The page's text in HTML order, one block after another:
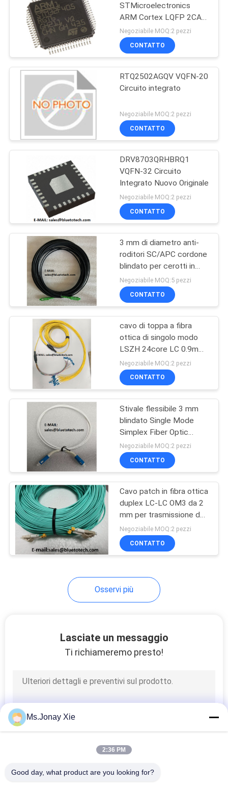
RICHIEDA
UNA
CITAZIONE
MAPPA
PRIVACY
POLICY
In fibra ottica
Schede di fibra
ottica
79
Fibra ottica
Attenuatore
Fibra ottica Splitter
connettori per fibre
ottiche
vassoio a fibra
Fibra ottica Box
Terminal
STMicroelectronics
ARM Cortex LQFP 2CAN
Circuito Integrato Nuovo
Originale
Negoziabile MOQ:2 pezzi
CONTATTO
RTQ2502AGQV VQFN-20
Circuito integrato
Negoziabile MOQ:2 pezzi
CONTATTO
DRV8703QRHBRQ1
VQFN-32 Circuito
Integrato Nuovo Originale
Negoziabile MOQ:2 pezzi
CONTATTO
3 mm di diametro anti-
roditori SC/APC cordone
blindato per cerotti in
fibra ottica per ambienti
difficili
Negoziabile MOQ:5 pezzi
CONTATTO
cavo di toppa a fibra
ottica di singolo modo
LSZH 24core LC 0.9mm
al cavo di toppa ottico di
LC 2.0mm
Negoziabile MOQ:2 pezzi
CONTATTO
Stivale flessibile 3 mm
blindato Single Mode
Simplex Fiber Optic
Patch Cord LC-LC
Negoziabile MOQ:2 pezzi
CONTATTO
Cavo patch in fibra ottica
duplex LC-LC OM3 da 2
mm per trasmissione dati
ad alta velocità
Negoziabile MOQ:2 pezzi
CONTATTO
Osservi più
Lasciate un messaggio
Ti richiameremo presto!
Ms.Jonay Xie
2:36 PM
Good day, what product are you looking for?